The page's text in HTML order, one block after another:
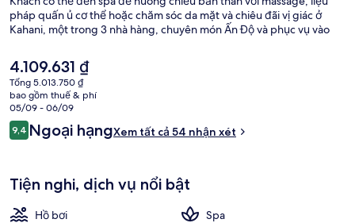
pháp quấn ủ cơ thể hoặc chăm sóc da mặt và chiêu đãi vị giác ở
Kahani, một trong 3 nhà hàng, chuyên món Ấn Độ và phục vụ vào
tâm thể thao là những tiện nghi nổi bật khác tại khách sạn sang
trọng này.
Giá
hiện
tại
là
4.109.631 ₫
4.109.631 ₫
Tổng 5.013.750 ₫
bao gồm thuế & phí
05/09 - 06/09
Nhận
xét
9,49,4 trên 10,
Ngoại hạngXem tất cả 54 nhận xét
Tiện nghi, dịch vụ nổi bật
Hồ bơi
Spa